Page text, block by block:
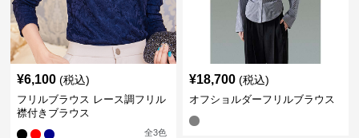
¥6,100 (税込)
フリルブラウス レース調フリル
襟付きブラウス
全3色
¥18,700 (税込)
オフショルダーフリルブラウス